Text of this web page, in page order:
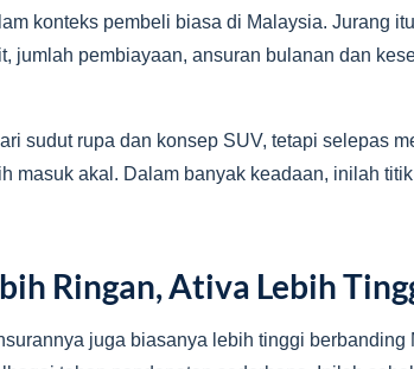
konteks pembeli biasa di Malaysia. Jurang
jumlah pembiayaan, ansuran bulanan dan
sudut rupa dan konsep SUV, tetapi selepas
masuk akal. Dalam banyak keadaan, inilah
Ringan, Ativa Lebih
juga biasanya lebih tinggi berbanding